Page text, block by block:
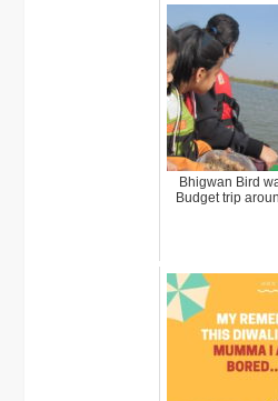
Bhigwan Bird
Budget trip